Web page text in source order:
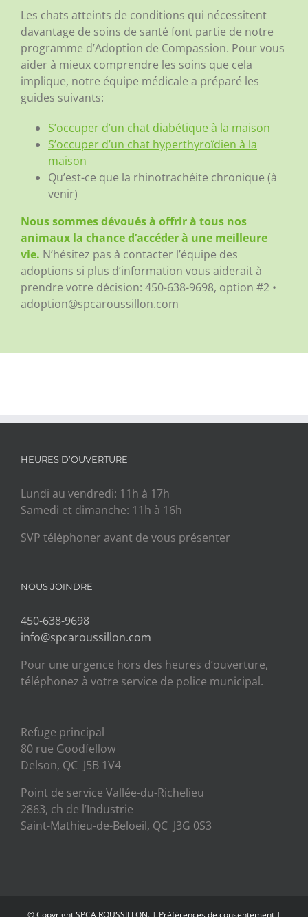
Les chats atteints de conditions qui nécessitent
davantage de soins de santé font partie de notre
programme d’Adoption de Compassion. Pour vous
aider à mieux comprendre les soins que cela
implique, notre équipe médicale a préparé les
guides suivants:
S’occuper d’un chat diabétique à la maison
S’occuper d’un chat hyperthyroïdien à la
maison
Qu’est-ce que la rhinotrachéite chronique (à
venir)
Nous sommes dévoués à offrir à tous nos
animaux la chance d’accéder à une meilleure
vie. N’hésitez pas à contacter l’équipe des
adoptions si plus d’information vous aiderait à
prendre votre décision: 450-638-9698, option #2 •
adoption@spcaroussillon.com
HEURES D’OUVERTURE
Lundi au vendredi: 11h à 17h
Samedi et dimanche: 11h à 16h
SVP téléphoner avant de vous présenter
NOUS JOINDRE
450-638-9698
info@spcaroussillon.com
Pour une urgence hors des heures d’ouverture,
téléphonez à votre service de police municipal.
Refuge principal
80 rue Goodfellow
Delson, QC J5B 1V4
Point de service Vallée-du-Richelieu
2863, ch de l’Industrie
Saint-Mathieu-de-Beloeil, QC J3G 0S3